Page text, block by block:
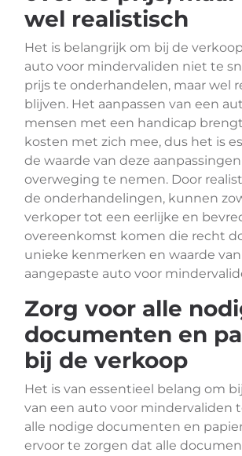
wel realistisch
Het is belangrijk om bij de
auto voor mindervaliden niet te
prijs te onderhandelen, maar wel
blijven. Het aanpassen van een
mensen met een handicap
kosten met zich mee, dus het is
de waarde van deze
overweging te nemen. Door
de onderhandelingen, kunnen
verkoper tot een eerlijke en
overeenkomst komen die recht
unieke kenmerken en waarde
aangepaste auto voor
Zorg voor alle
documenten en
bij de verkoop
Het is van essentieel belang om
van een auto voor mindervaliden
alle nodige documenten en
ervoor te zorgen dat alle